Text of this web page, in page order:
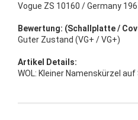
Vogue ZS 10160 / Germany
Bewertung: (Schallplatte /
Guter Zustand (VG+ / VG+)
Artikel Details:
WOL: Kleiner Namenskürzel auf